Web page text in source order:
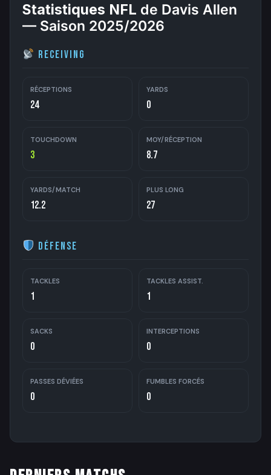
Statistiques NFL de Davis Allen
— Saison 2025/2026
Receiving
RÉCEPTIONS
24
YARDS
0
TOUCHDOWN
3
MOY/RÉCEPTION
8.7
YARDS/MATCH
12.2
PLUS LONG
27
Défense
TACKLES
1
TACKLES ASSIST.
1
SACKS
0
INTERCEPTIONS
0
PASSES DÉVIÉES
0
FUMBLES FORCÉS
0